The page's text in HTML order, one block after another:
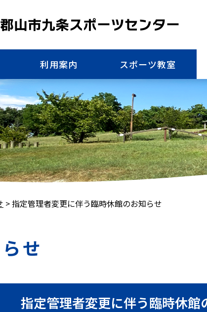
山市九条スポーツセンター
利用案内 スポーツ教室
>指定管理者変更に伴う臨時休館のお知らせ
せ
指定管理者変更に伴う臨時休館